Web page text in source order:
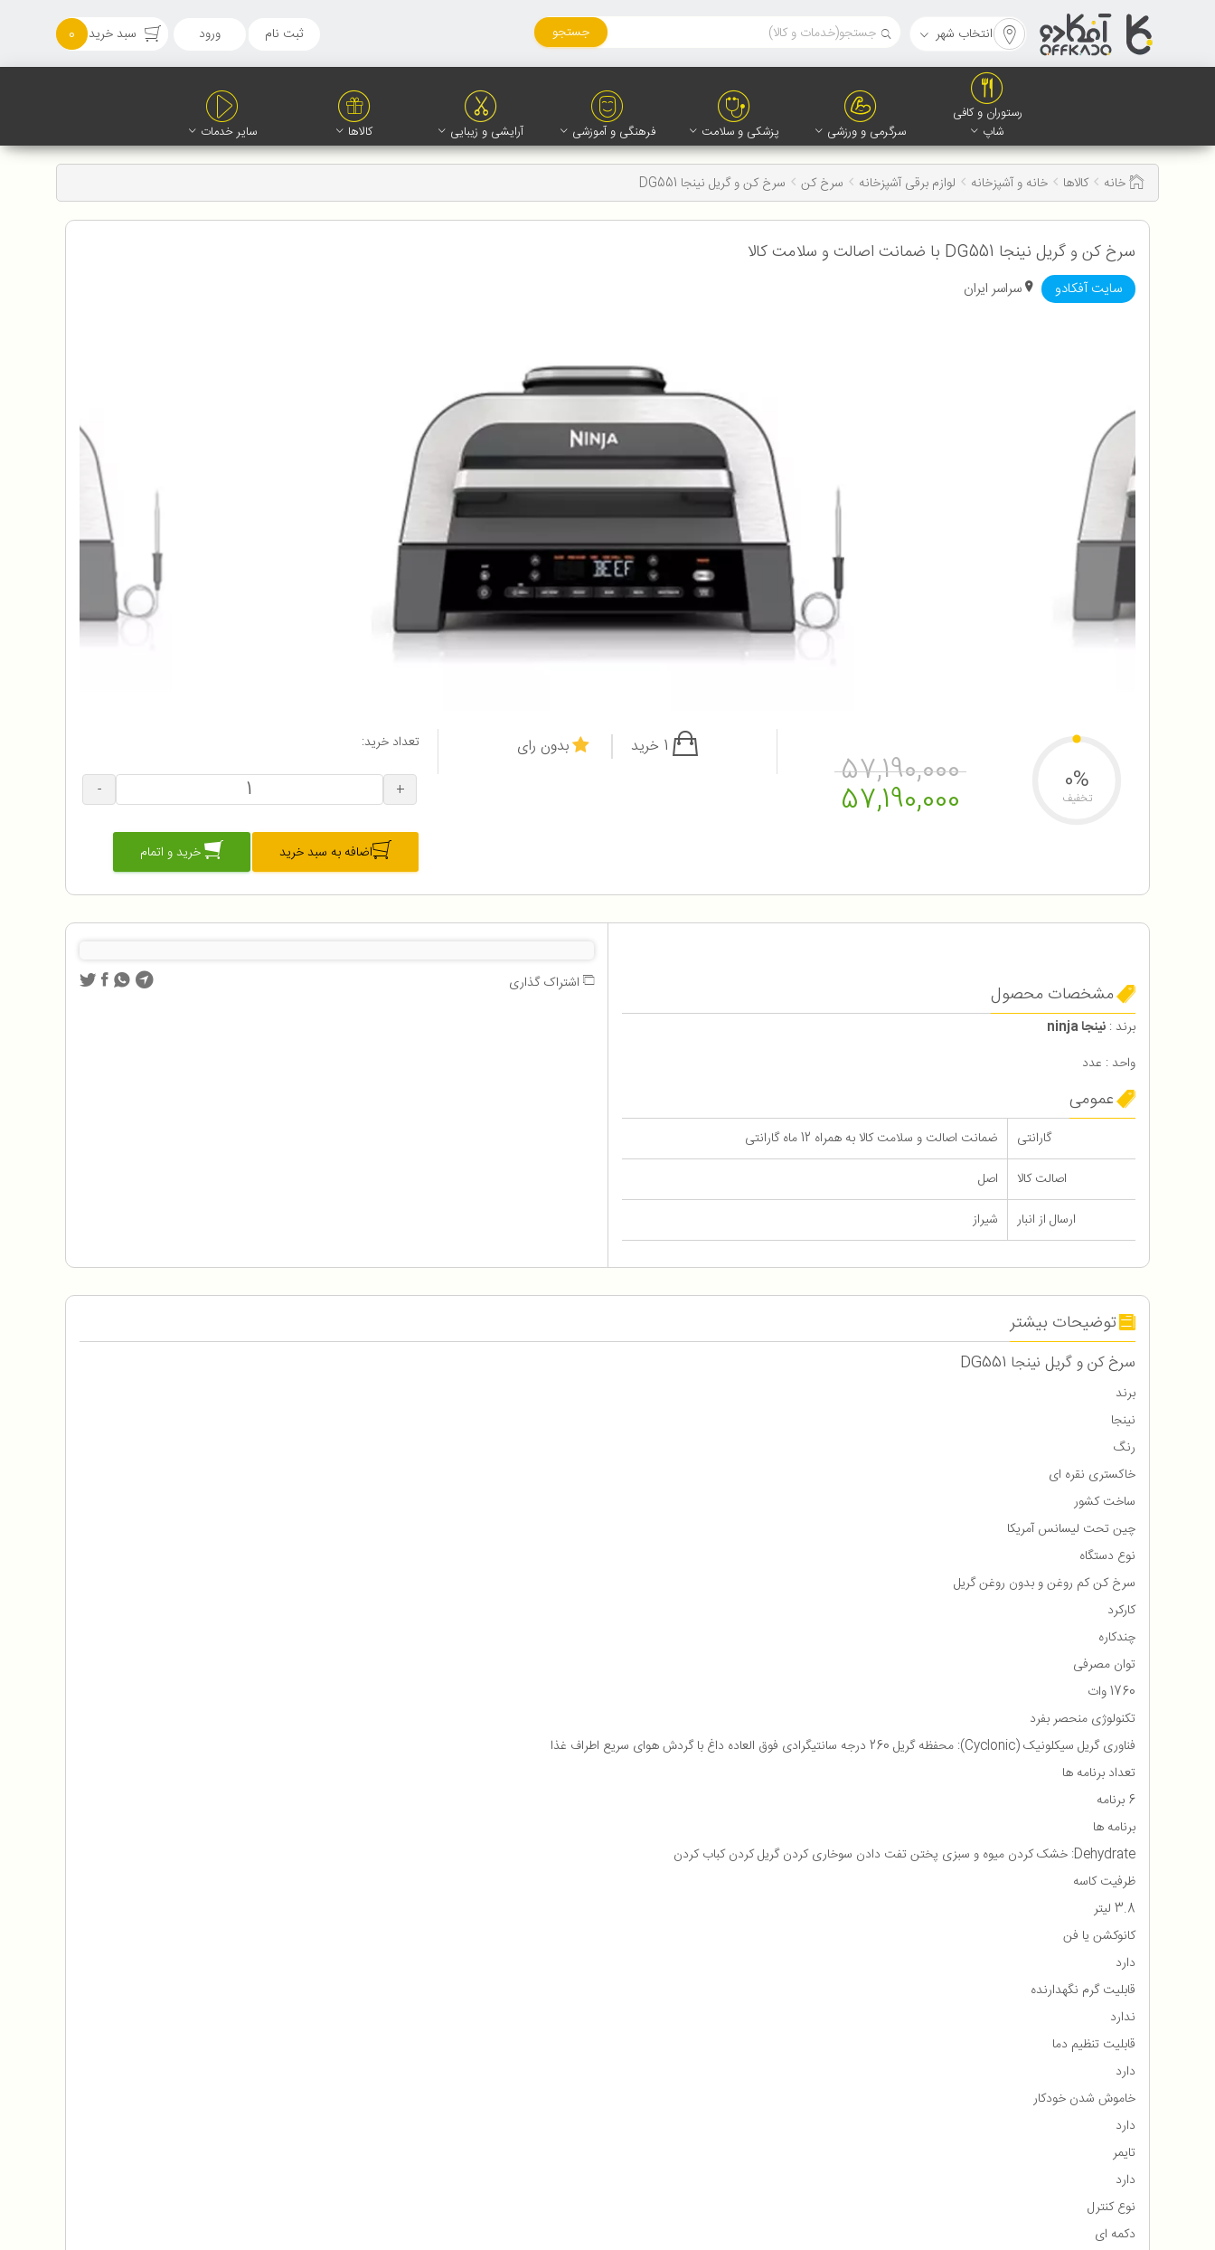
انتخاب شهر جستجو ثبت نام ورود سبد خرید 0
رستوران و کافی
شاپ
سرگرمی و ورزشی پزشکی و سلامت فرهنگی و آموزشی آرایشی و زیبایی کالاها سایر خدمات
خانه کالاها خانه و آشپزخانه لوازم برقی آشپزخانه سرخ کن سرخ‌ کن و گریل نینجا DG551
سرخ‌ کن و گریل نینجا DG551 با ضمانت اصالت و سلامت کالا
سایت آفکادو سراسر ایران
57,190,000
57,190,000 0%
تخفیف
بدون رای تعداد خرید:
+
-
اضافه به سبد خرید خرید و اتمام
مشخصات محصول
برند : نینجا ninja
واحد : عدد
عمومی
گارانتی
ضمانت اصالت و سلامت کالا به همراه 12 ماه گارانتی
اصالت کالا
اصل
ارسال از انبار
شیراز
اشتراک گذاری
توضیحات بیشتر
سرخ‌ کن و گریل نینجا DG551
برند
نینجا
رنگ
خاکستری نقره ای
ساخت کشور
چین تحت لیسانس آمریکا
نوع دستگاه
سرخ کن کم روغن و بدون روغن گریل
کارکرد
چندکاره
توان مصرفی
1760 وات
تکنولوژی منحصر بفرد
فناوری گریل سیکلونیک (Cyclonic): محفظه گریل 260 درجه سانتیگرادی فوق العاده داغ با گردش هوای سریع اطراف غذا
تعداد برنامه ها
6 برنامه
برنامه ها
Dehydrate: خشک کردن میوه و سبزی پختن تفت دادن سوخاری کردن گریل کردن کباب کردن
ظرفیت کاسه
3.8 لیتر
کانوکشن یا فن
دارد
قابلیت گرم نگهدارنده
ندارد
قابلیت تنظیم دما
دارد
خاموش شدن خودکار
دارد
تایمر
دارد
نوع کنترل
دکمه ای